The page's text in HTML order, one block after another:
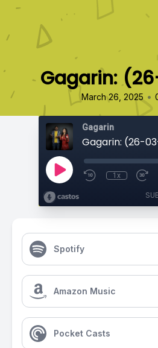
Gagarin:
March 26, 2025 •
Gagarin
Gagarin: (26-
1x
Spotify
Amazon Music
Pocket Casts